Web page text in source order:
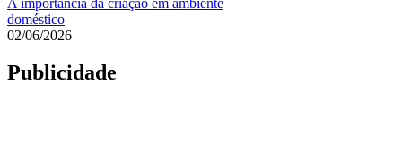
doméstico
02/06/2026
Publicidade